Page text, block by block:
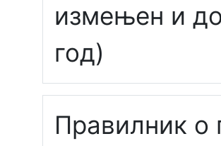
измењен и
год)
Правилник о